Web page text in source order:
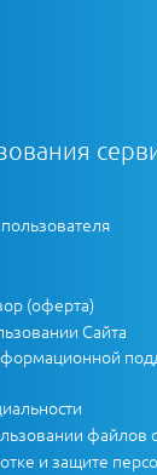
(оферта)
Сайта
файлов
и защите